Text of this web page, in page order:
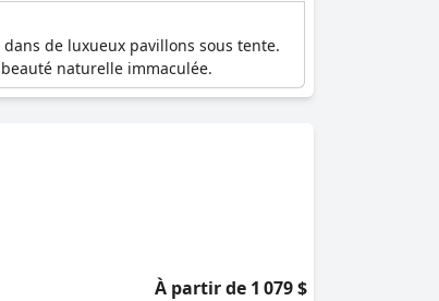
de luxueux pavillons sous tente.
naturelle immaculée.
À partir de 1 079 $